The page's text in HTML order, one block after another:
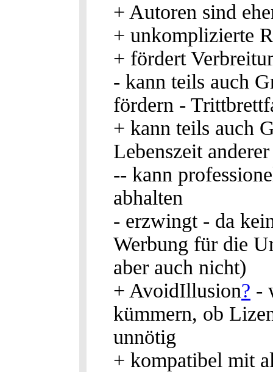
+ Autoren sind
+ unkomplizierte
+ fördert
- kann teils auch
fördern -
+ kann teils auch
Lebenszeit
-- kann
abhalten
- erzwingt - da
Werbung für die
aber auch nicht)
+ AvoidIllusion? -
kümmern, ob
unnötig
+ kompatibel mit